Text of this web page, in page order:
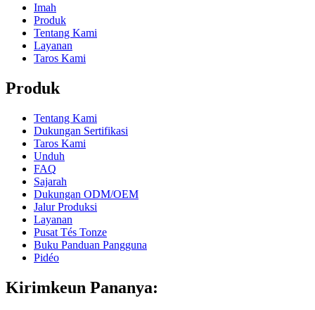
Imah
Produk
Tentang Kami
Layanan
Taros Kami
Produk
Tentang Kami
Dukungan Sertifikasi
Taros Kami
Unduh
FAQ
Sajarah
Dukungan ODM/OEM
Jalur Produksi
Layanan
Pusat Tés Tonze
Buku Panduan Pangguna
Pidéo
Kirimkeun Pananya: